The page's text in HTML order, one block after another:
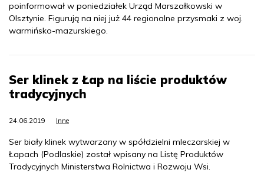
poinformował w poniedziałek Urząd Marszałkowski w
Olsztynie. Figurują na niej już 44 regionalne przysmaki z woj.
warmińsko-mazurskiego.
Ser klinek z Łap na liście produktów
tradycyjnych
24.06.2019 Inne
Ser biały klinek wytwarzany w spółdzielni mleczarskiej w
Łapach (Podlaskie) został wpisany na Listę Produktów
Tradycyjnych Ministerstwa Rolnictwa i Rozwoju Wsi.